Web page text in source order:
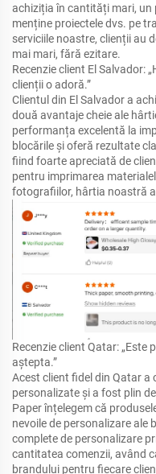
achiziția în cantități mari, un
menține proiectele dvs. pe
serviciile noastre, clienții au
mai mari, fără ezitare.
Recenzie client El Salvador:
clienții o adoră.”
Clientul din El Salvador a
două avantaje cheie ale
performanța excelentă la
blocările și oferă rezultate
fiind foarte apreciată de
pentru imprimarea
fotografiilor, hârtia noastră
Recenzie client Qatar: „Este
aștepta.”
Acest client fidel din Qatar a
personalizate și a fost plin
Paper înțelegem că
nevoile de personalizare ale
complete de personalizare
cantitatea comenzii, având
brandului pentru fiecare